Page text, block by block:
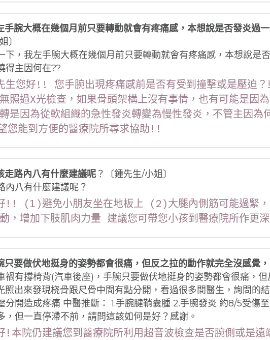
手腕大概在幾個月前只要轉動就會有疼痛感，本想說是否發炎過
〕
下，我左手腕大概在幾個月前只要轉動就會有疼痛感，本想說是
得主因何在??
生您好!! 您手腕出現疼痛感前是否有受到撞擊或是壓迫
照過X光檢查，如果骨頭架構上沒有事情，也有可能是因
是因為從軟組織的急性發炎轉變為慢性發炎，不管主因為
您能到方便的醫療院所尋求協助!!
走路內八有什麼建議呢？〔鍾先生/小姐〕
內八有什麼建議呢？
!! (1)避免小朋友坐在地板上 (2)大腿內側筋可能過緊
，增加下肢肌肉力量 建議您可帶您小孩到醫療院所作更
只要做伏地挺身的姿勢都會很痛，但反之拉的動作就完全沒感覺
禍有撐椅背(汽車後座)，手腕只要做伏地挺身的姿勢都會很痛，
照出來發現桡骨跟尺骨中間有點分開，看過很多間醫生，詢問的
分開造成疼痛 中醫推斷： 1.手腕腱鞘囊腫 2.手腕發炎 約8/5受傷
，但一直停滯不前，請問這該如何是好？感謝。
!本院仍建議您到醫療院所利用超音波檢查是否腕側或是遠